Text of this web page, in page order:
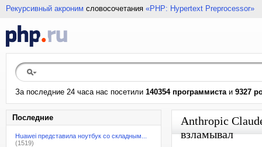
Рекурсивный акроним словосочетания «PHP: Hypertext Preprocessor»
За последние 24 часа нас посетили 140354 программистаи 9327
Последние
Huawei представила ноутбук со складным...
(1519)
Anthropic
взламывал